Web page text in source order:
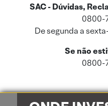
SAC - Dúvidas,
0800-
De segunda a
Se não
0800-
Este site usa cookies e dados